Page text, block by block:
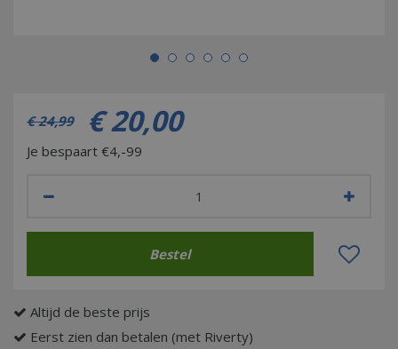
€ 24,99 € 20,00
Je bespaart €4,-99
Altijd de beste prijs
Eerst zien dan betalen (met Riverty)